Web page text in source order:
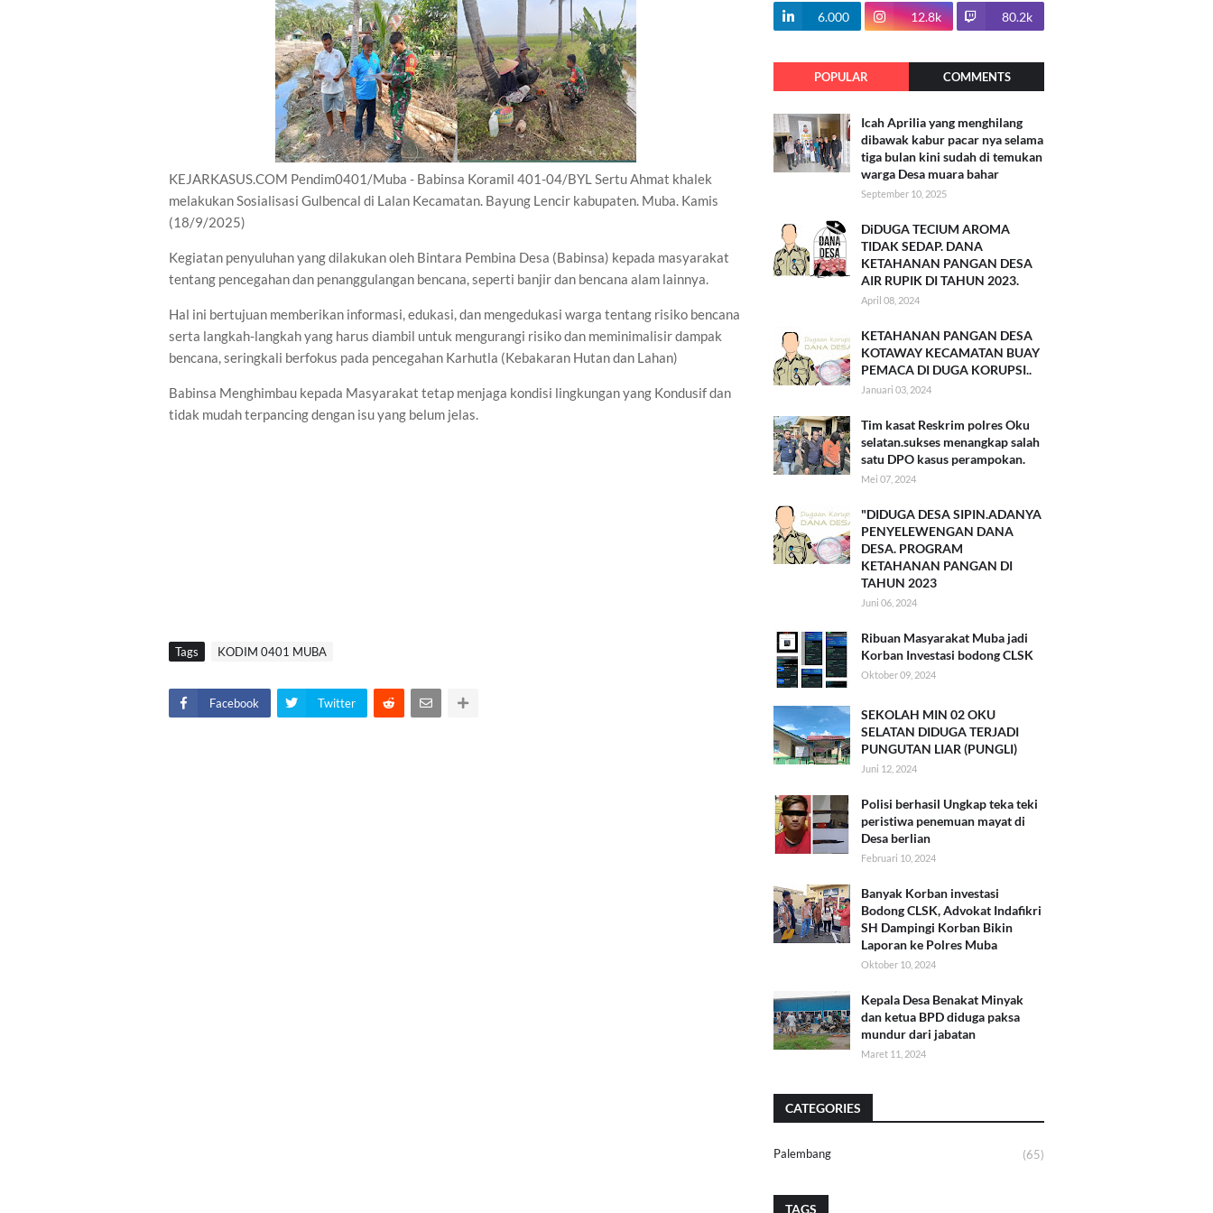
KEJARKASUS.COM Pendim0401/Muba - Babinsa Koramil 401-04/BYL Sertu Ahmat khalek
melakukan Sosialisasi Gulbencal di Lalan Kecamatan. Bayung Lencir kabupaten. Muba. Kamis
(18/9/2025)
Kegiatan penyuluhan yang dilakukan oleh Bintara Pembina Desa (Babinsa) kepada masyarakat
tentang pencegahan dan penanggulangan bencana, seperti banjir dan bencana alam lainnya.
Hal ini bertujuan memberikan informasi, edukasi, dan mengedukasi warga tentang risiko bencana
serta langkah-langkah yang harus diambil untuk mengurangi risiko dan meminimalisir dampak
bencana, seringkali berfokus pada pencegahan Karhutla (Kebakaran Hutan dan Lahan)
Babinsa Menghimbau kepada Masyarakat tetap menjaga kondisi lingkungan yang Kondusif dan
tidak mudah terpancing dengan isu yang belum jelas.
Tags KODIM 0401 MUBA
Facebook Twitter
100.7k
6.000 12.8k 80.2k
POPULAR COMMENTS
Icah Aprilia yang menghilang
dibawak kabur pacar nya selama
tiga bulan kini sudah di temukan
warga Desa muara bahar
September 10, 2025
DiDUGA TECIUM AROMA
TIDAK SEDAP. DANA
KETAHANAN PANGAN DESA
AIR RUPIK DI TAHUN 2023.
April 08, 2024
KETAHANAN PANGAN DESA
KOTAWAY KECAMATAN BUAY
PEMACA DI DUGA KORUPSI..
Januari 03, 2024
Tim kasat Reskrim polres Oku
selatan.sukses menangkap salah
satu DPO kasus perampokan.
Mei 07, 2024
"DIDUGA DESA SIPIN.ADANYA
PENYELEWENGAN DANA
DESA. PROGRAM
KETAHANAN PANGAN DI
TAHUN 2023
Juni 06, 2024
Ribuan Masyarakat Muba jadi
Korban Investasi bodong CLSK
Oktober 09, 2024
SEKOLAH MIN 02 OKU
SELATAN DIDUGA TERJADI
PUNGUTAN LIAR (PUNGLI)
Juni 12, 2024
Polisi berhasil Ungkap teka teki
peristiwa penemuan mayat di
Desa berlian
Februari 10, 2024
Banyak Korban investasi
Bodong CLSK, Advokat Indafikri
SH Dampingi Korban Bikin
Laporan ke Polres Muba
Oktober 10, 2024
Kepala Desa Benakat Minyak
dan ketua BPD diduga paksa
mundur dari jabatan
Maret 11, 2024
CATEGORIES
Palembang (65)
TAGS